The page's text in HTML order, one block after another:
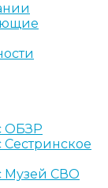
ОБЗР
Музей СВО